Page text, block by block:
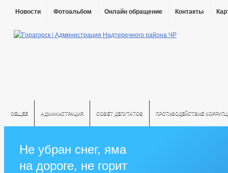
Новости Фотоальбом Онлайн обращение Контакты
ОБЩЕЕ АДМИНИСТРАЦИЯ СОВЕТ ДЕПУТАТОВ ПРОТИВОДЕЙСТВИЕ
Не убран снег, яма
на дороге, не горит